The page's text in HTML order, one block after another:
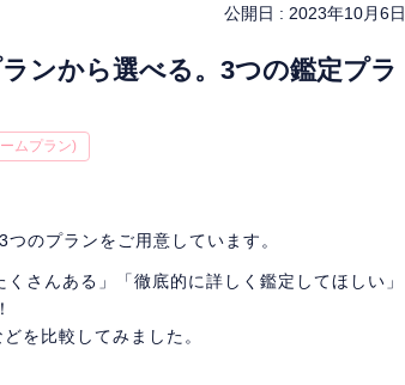
公開日 : 2023年10月6日
ンから選べる。3つの鑑定プラ
ムプラン)
のプランをご用意しています。
さんある」「徹底的に詳しく鑑定してほしい」
を比較してみました。